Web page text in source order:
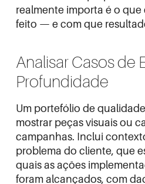
realmente importa é o
feito — e com que
Analisar Casos de
Profundidade
Um portefólio de
mostrar peças visuais ou
campanhas. Inclui
problema do cliente, que
quais as ações
foram alcançados, com